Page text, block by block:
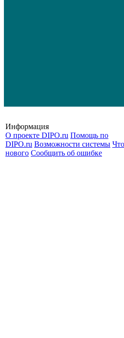
Информация
О проекте DIPO.ru Помощь по
DIPO.ru Возможности системы Что
нового Сообщить об ошибке